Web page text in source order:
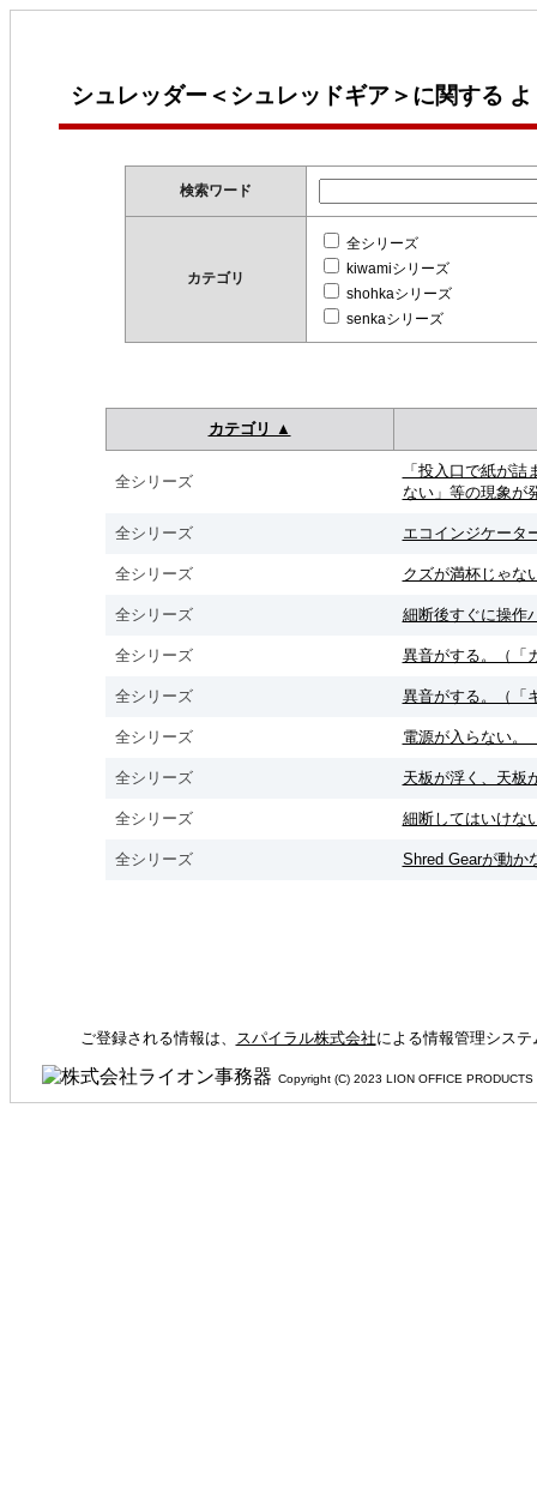
シュレッダー＜シュレッドギア＞に関する
検索ワード
カテゴリ
全シリーズ
kiwamiシリーズ
shohkaシリーズ
senkaシリーズ
カテゴリ ▲
全シリーズ
「投入口で紙が
ない」等の現象が
全シリーズ エコインジケータ
全シリーズ クズが満杯じゃな
全シリーズ 細断後すぐに操作
全シリーズ 異音がする。（「
全シリーズ 異音がする。（「
全シリーズ 電源が入らない。
全シリーズ 天板が浮く、天板
全シリーズ 細断してはいけな
全シリーズ Shred Gearが動か
ご登録される情報は、 スパイラル株式会社による情報管理シス
Copyright (C) 2023 LION OFFICE